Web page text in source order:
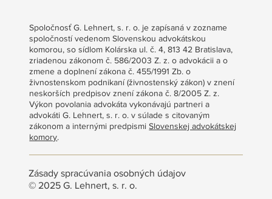
Spoločnosť G. Lehnert, s. r. o. je zapísaná v zozname
spoločností vedenom Slovenskou advokátskou
komorou, so sídlom Kolárska ul. č. 4, 813 42 Bratislava,
zriadenou zákonom č. 586/2003 Z. z. o advokácii a o
zmene a doplnení zákona č. 455/1991 Zb. o
živnostenskom podnikaní (živnostenský zákon) v znení
neskorších predpisov znení zákona č. 8/2005 Z. z.
Výkon povolania advokáta vykonávajú partneri a
advokáti G. Lehnert, s. r. o. v súlade s citovaným
zákonom a internými predpismiSlovenskej advokátskej
komory.
Zásady spracúvania osobných údajov
© 2025 G. Lehnert, s. r. o.